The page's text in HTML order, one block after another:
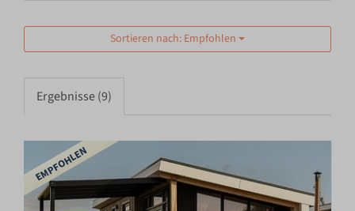
Sortieren nach: Empfohlen
Ergebnisse (9)
EMPFOHLEN